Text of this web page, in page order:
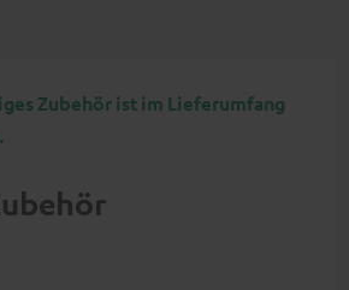
Zubehör ist im Lieferumfang